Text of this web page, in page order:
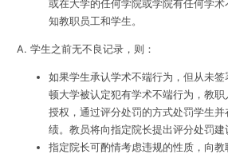
或在大学的任何学院或学院有任何学
知教职员工和学生。
A. 学生之前无不良记录，则：
如果学生承认学术不端行为，但从未
顿大学被认定犯有学术不端行为，教
授权，通过评分处罚的方式处罚学生
绩。教员将向指定院长提出评分处罚建
指定院长可酌情考虑违规的性质，向